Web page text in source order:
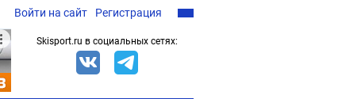
Войти на сайт Регистрация
Skisport.ru в социальных сетях: